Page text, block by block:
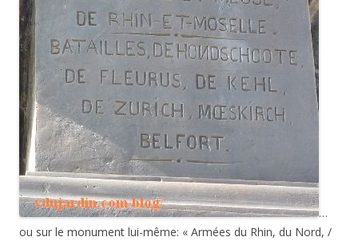
…
ou sur le monument lui-même: « Armées du Rhin, du Nord, /